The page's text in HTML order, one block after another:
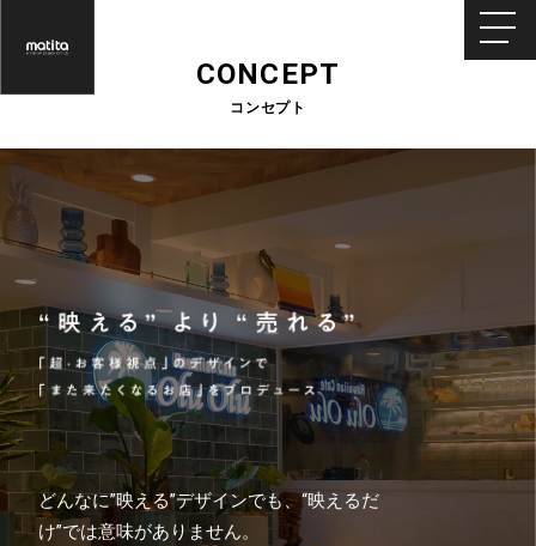
CONCEPT
コンセプト
どんなに”映える”デザインでも、“映えるだ
け”では意味がありません。